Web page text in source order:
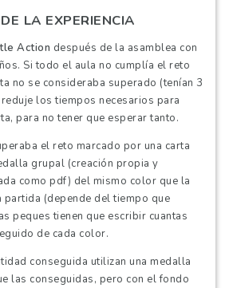
LA EXPERIENCIA
Action después de la asamblea con
Si todo el aula no cumplía el reto
no se consideraba superado (tenían 3
los tiempos necesarios para
para no tener que esperar tanto.
el reto marcado por una carta
grupal (creación propia y
como pdf) del mismo color que la
partida (depende del tiempo que
peques tienen que escribir cuantas
de cada color.
conseguida utilizan una medalla
las conseguidas, pero con el fondo